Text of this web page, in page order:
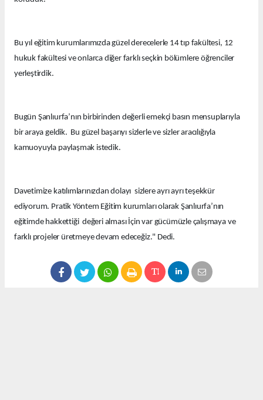
Bu yıl eğitim kurumlarımızda güzel derecelerle 14 tıp fakültesi, 12
hukuk fakültesi ve onlarca diğer farklı seçkin bölümlere öğrenciler
yerleştirdik.
Bugün Şanlıurfa’nın birbirinden değerli emekçi basın mensuplarıyla
bir araya geldik. Bu güzel başarıyı sizlerle ve sizler aracılığıyla
kamuoyuyla paylaşmak istedik.
Davetimize katılımlarınızdan dolayı sizlere ayrı ayrı teşekkür
ediyorum. Pratik Yöntem Eğitim kurumları olarak Şanlıurfa’nın
eğitimde hakkettiği değeri alması İçin var gücümüzle çalışmaya ve
farklı projeler üretmeye devam edeceğiz." Dedi.